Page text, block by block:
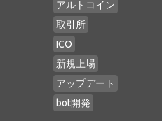
アルトコイン
取引所
ICO
新規上場
アップデート
bot開発